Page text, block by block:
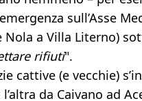
sull’Asse
Nola a Villa Literno)
rifiuti".
cattive (e vecchie)
da Caivano ad